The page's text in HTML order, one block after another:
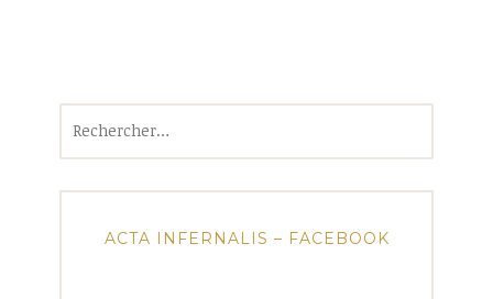
ACTA INFERNALIS – FACEBOOK